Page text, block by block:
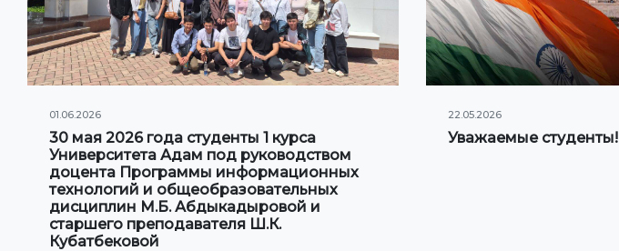
01.06.2026
30 мая 2026 года студенты 1 курса
Университета Адам под руководством
доцента Программы информационных
технологий и общеобразовательных
дисциплин М.Б. Абдыкадыровой и
старшего преподавателя Ш.К.
Кубатбековой
22.05.2026
Уважаемые студенты!